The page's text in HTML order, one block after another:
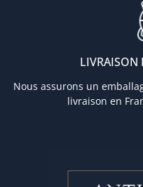
LIVRAISON
Nous assurons un
livraison en